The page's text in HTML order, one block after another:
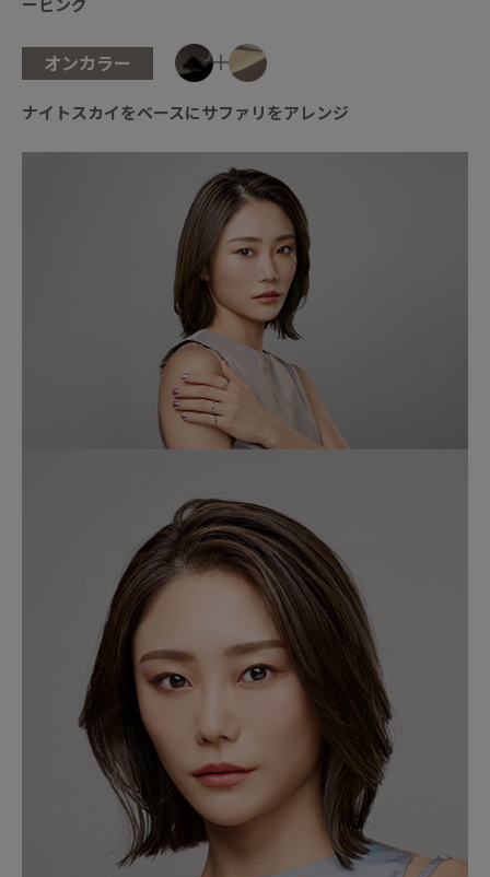
オンカラー
ナイトスカイをベースにサファリをアレンジ